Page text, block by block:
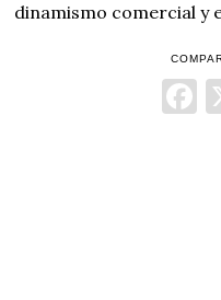
dinamismo comercial y